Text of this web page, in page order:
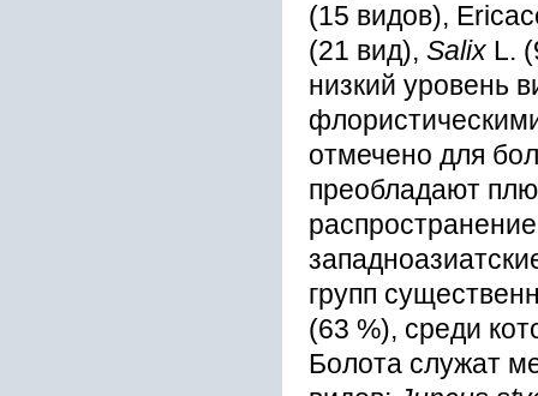
(15 видов),
(21 вид), Salix L.
низкий уровень
отмечено для
преобладают
групп
(63 %), среди
Болота служат